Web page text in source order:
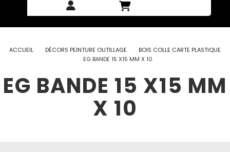
ACCUEIL DÉCORS PEINTURE OUTILLAGE
BOIS COLLE CARTE PLASTIQUE
EG BANDE 15 X15 MM X 10
EG BANDE 15 X15 MM
X 10